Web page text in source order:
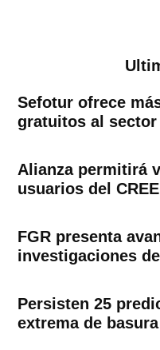
Sefotur ofrece
gratuitos al
Alianza permitirá
usuarios del
FGR presenta
investigaciones
Persisten 25
extrema de